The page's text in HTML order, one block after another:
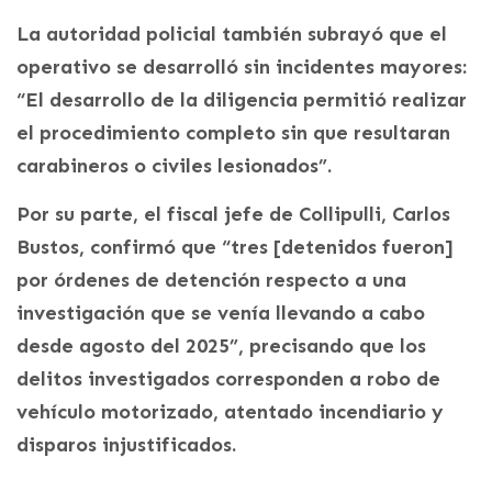
La autoridad policial también subrayó que el
operativo se desarrolló sin incidentes mayores:
“El desarrollo de la diligencia permitió realizar
el procedimiento completo sin que resultaran
carabineros o civiles lesionados”.
Por su parte, el fiscal jefe de Collipulli, Carlos
Bustos, confirmó que “tres [detenidos fueron]
por órdenes de detención respecto a una
investigación que se venía llevando a cabo
desde agosto del 2025”, precisando que los
delitos investigados corresponden a robo de
vehículo motorizado, atentado incendiario y
disparos injustificados.